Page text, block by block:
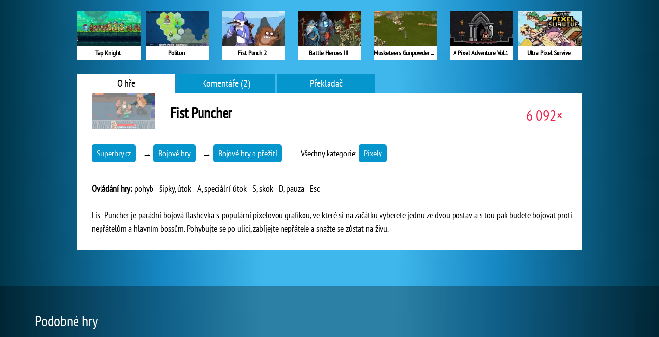
Tap Knight Ultra Pixel Survive
Politon Fist Punch 2 Battle Heroes III Musketeers Gunpowder vs Steel A Pixel Adventure Vol.1
O hře Komentáře (2) Překladač
Fist Puncher 6 092×
Superhry.cz → Bojové hry → Bojové hry o přežití Všechny kategorie: Pixely
Ovládání hry: pohyb - šipky, útok - A, speciální útok - S, skok - D, pauza - Esc
Fist Puncher je parádní bojová flashovka s populární pixelovou grafikou, ve které si na začátku vyberete jednu ze dvou postav a s tou pak budete bojovat proti
nepřátelům a hlavním bossům. Pohybujte se po ulici, zabíjejte nepřátele a snažte se zůstat na živu.
Podobné hry